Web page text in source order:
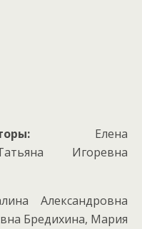
Елена
Игоревна
Александровна
Бредихина, Мария